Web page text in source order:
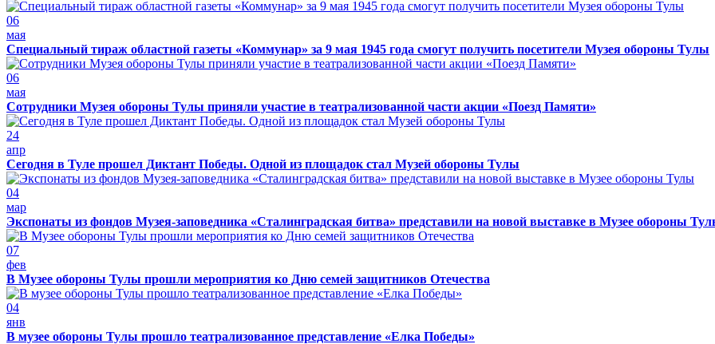
06
мая
Специальный тираж областной газеты «Коммунар» за 9 мая 1945 года смогут получить посетители Музея обороны Тулы
06
мая
Сотрудники Музея обороны Тулы приняли участие в театрализованной части акции «Поезд Памяти»
24
апр
Сегодня в Туле прошел Диктант Победы. Одной из площадок стал Музей обороны Тулы
04
мар
Экспонаты из фондов Музея-заповедника «Сталинградская битва» представили на новой выставке в Музее обороны
07
фев
В Музее обороны Тулы прошли мероприятия ко Дню семей защитников Отечества
04
янв
В музее обороны Тулы прошло театрализованное представление «Елка Победы»